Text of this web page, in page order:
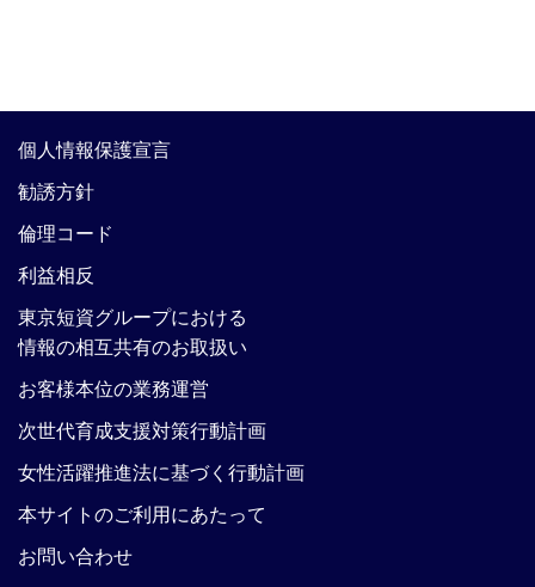
個人情報保護宣言
勧誘方針
倫理コード
利益相反
東京短資グループにおける
情報の相互共有のお取扱い
お客様本位の業務運営
次世代育成支援対策行動計画
女性活躍推進法に基づく行動計画
本サイトのご利用にあたって
お問い合わせ